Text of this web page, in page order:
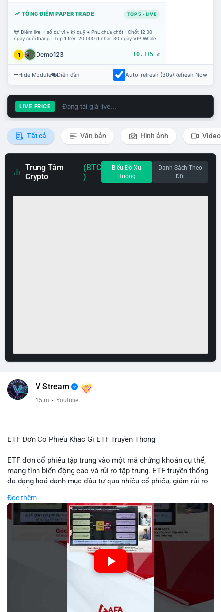
TỔNG ĐIỂM PAPER TRADE TOP 5 · LIVE
Điểm live = số dư ví + ký quỹ + PnL chưa chốt · Chốt 12:00
ngày cuối tháng · Top 1 trên 20.000 đ nhận 30 ngày VIP Whale.
1 Demo123 10.115 đ
Hide Module Diễn đàn Auto-refresh (30s)Refresh Now
LIVE PRICE Đang tải giá live...
Tất cả Văn bản Hình ảnh Video
Trung Tâm
Crypto
(BTC
)
Biểu Đồ Xu
Hướng
Danh Sách Theo
Dõi
V Stream
15 m · Youtube
ETF Đơn Cổ Phiếu Khác Gì ETF Truyền Thống
ETF đơn cổ phiếu tập trung vào một mã chứng khoán cụ thể,
mang tính biến động cao và rủi ro tập trung. ETF truyền thống
đa dạng hoá danh mục đầu tư qua nhiều cổ phiếu, giảm rủi ro
sản và mức độ tiếp xúc với thị trường.
🎥 Xem video trực tiếp tại:
Nguồn: Tài chính & Kinh doanh
Đọc thêm